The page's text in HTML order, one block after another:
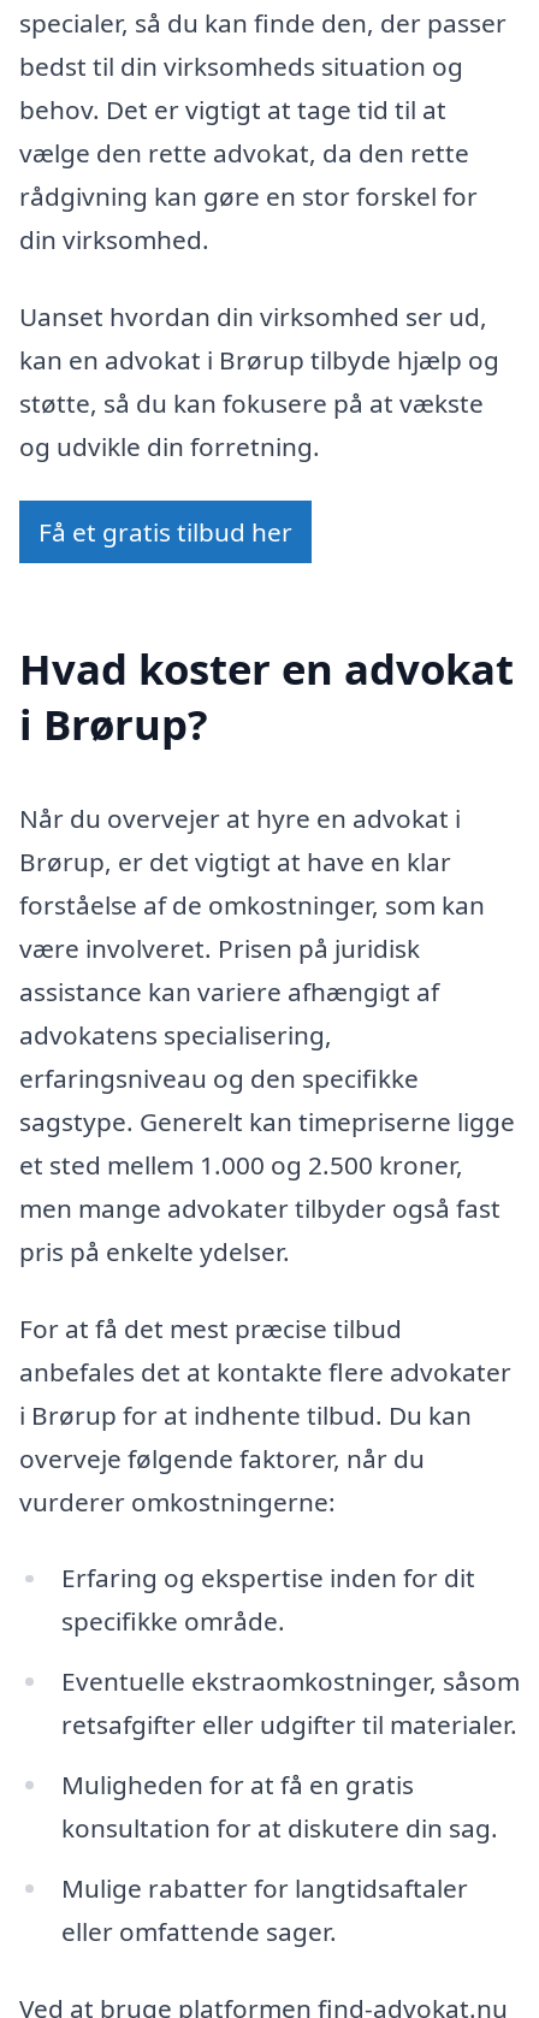
specialer, så du kan finde den, der passer
bedst til din virksomheds situation og
behov. Det er vigtigt at tage tid til at
vælge den rette advokat, da den rette
rådgivning kan gøre en stor forskel for
din virksomhed.
Uanset hvordan din virksomhed ser ud,
kan en advokat i Brørup tilbyde hjælp og
støtte, så du kan fokusere på at vækste
og udvikle din forretning.
Få et gratis tilbud her
Hvad koster en advokat
i Brørup?
Når du overvejer at hyre en advokat i
Brørup, er det vigtigt at have en klar
forståelse af de omkostninger, som kan
være involveret. Prisen på juridisk
assistance kan variere afhængigt af
advokatens specialisering,
erfaringsniveau og den specifikke
sagstype. Generelt kan timepriserne ligge
et sted mellem 1.000 og 2.500 kroner,
men mange advokater tilbyder også fast
pris på enkelte ydelser.
For at få det mest præcise tilbud
anbefales det at kontakte flere advokater
i Brørup for at indhente tilbud. Du kan
overveje følgende faktorer, når du
vurderer omkostningerne:
Erfaring og ekspertise inden for dit
specifikke område.
Eventuelle ekstraomkostninger, såsom
retsafgifter eller udgifter til materialer.
Muligheden for at få en gratis
konsultation for at diskutere din sag.
Mulige rabatter for langtidsaftaler
eller omfattende sager.
Ved at bruge platformen find-advokat.nu